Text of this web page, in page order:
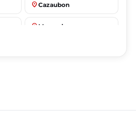
place Cazaubon
place Masseube